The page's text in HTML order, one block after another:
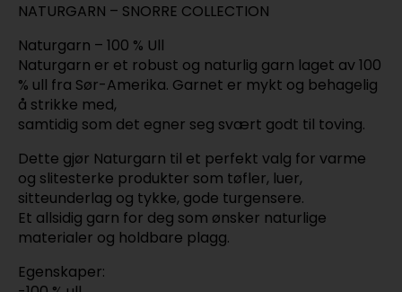
NATURGARN – SNORRE COLLECTION
Naturgarn – 100 % Ull
Naturgarn er et robust og naturlig garn laget av 100
% ull fra Sør-Amerika. Garnet er mykt og behagelig
å strikke med,
samtidig som det egner seg svært godt til toving.
Dette gjør Naturgarn til et perfekt valg for varme
og slitesterke produkter som tøfler, luer,
sitteunderlag og tykke, gode turgensere.
Et allsidig garn for deg som ønsker naturlige
materialer og holdbare plagg.
Egenskaper: